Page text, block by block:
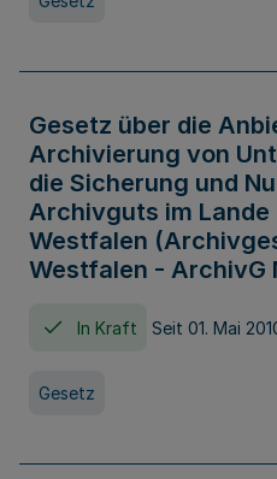
Gesetz über die
Archivierung von
die Sicherung und
Archivguts im Lande
Westfalen
Westfalen - ArchivG
In Kraft Seit 01. Mai
Gesetz